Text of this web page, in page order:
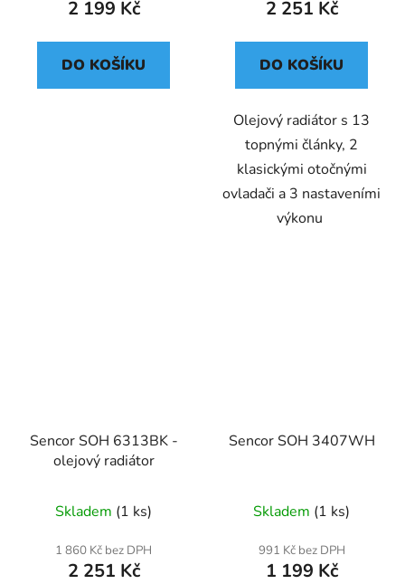
2 199 Kč
DO KOŠÍKU
2 251 Kč
DO KOŠÍKU
Olejový radiátor s 13
topnými články, 2
klasickými otočnými
ovladači a 3 nastaveními
výkonu
Sencor SOH 6313BK -
olejový radiátor
Skladem (1 ks)
1 860 Kč bez DPH
2 251 Kč
Sencor SOH 3407WH
Skladem (1 ks)
991 Kč bez DPH
1 199 Kč